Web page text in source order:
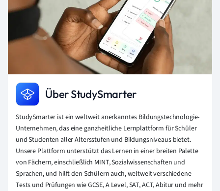
Über StudySmarter
StudySmarter ist ein weltweit anerkanntes Bildungstechnologie-
Unternehmen, das eine ganzheitliche Lernplattform für Schüler
und Studenten aller Altersstufen und Bildungsniveaus bietet.
Unsere Plattform unterstützt das Lernen in einer breiten Palette
von Fächern, einschließlich MINT, Sozialwissenschaften und
Sprachen, und hilft den Schülern auch, weltweit verschiedene
Tests und Prüfungen wie GCSE, A Level, SAT, ACT, Abitur und mehr